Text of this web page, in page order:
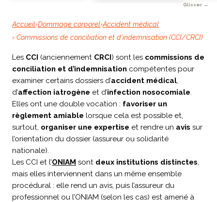
Accueil›Dommage corporel›Accident médical
› Commissions de conciliation et d’indemnisation (CCI/CRCI)
Les CCI (anciennement CRCI) sont les commissions de
conciliation et d’indemnisation compétentes pour
examiner certains dossiers d’accident médical,
d’affection iatrogène et d’infection nosocomiale.
Elles ont une double vocation : favoriser un
règlement amiable lorsque cela est possible et,
surtout, organiser une expertise et rendre un avis sur
l’orientation du dossier (assureur ou solidarité
nationale).
Les CCI et l’ONIAM sont deux institutions distinctes,
mais elles interviennent dans un même ensemble
procédural : elle rend un avis, puis l’assureur du
professionnel ou l’ONIAM (selon les cas) est amené à